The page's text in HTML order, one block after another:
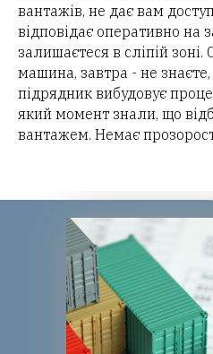
вантажів, не дає вам
відповідає оперативно на
залишаєтеся в сліпій зоні.
машина, завтра - не
підрядник вибудовує
який момент знали, що
вантажем. Немає